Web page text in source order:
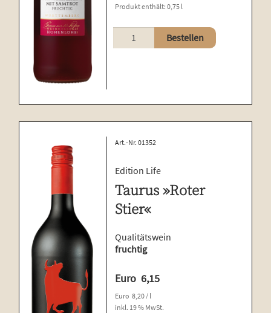
Produkt enthält: 0,75 l
Schwarzriesling
mit
Bestellen
Art.-Nr. 01352
Edition Life
Taurus »Roter
Stier«
Qualitätswein
fruchtig
Euro 6,15
Euro 8,20 / l
inkl. 19 % MwSt.